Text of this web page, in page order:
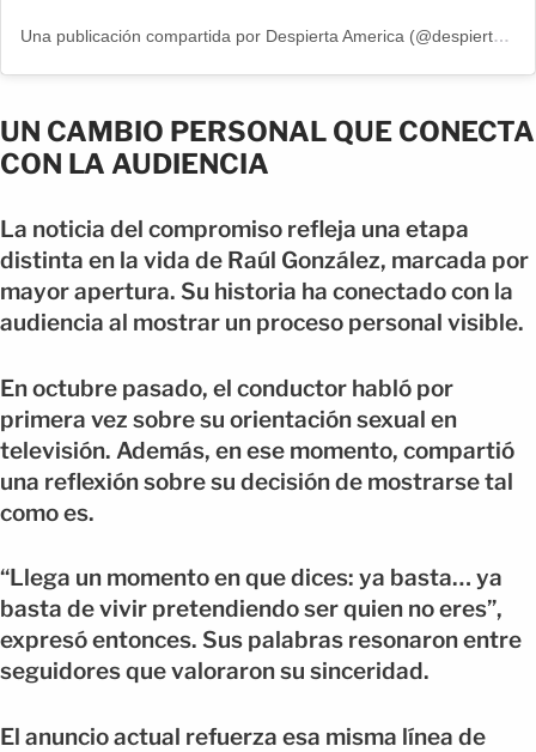
Una publicación compartida por Despierta America (@despiertamerica)
UN CAMBIO PERSONAL QUE CONECTA
CON LA AUDIENCIA
La noticia del compromiso refleja una etapa
distinta en la vida de Raúl González, marcada por
mayor apertura. Su historia ha conectado con la
audiencia al mostrar un proceso personal visible.
En octubre pasado, el conductor habló por
primera vez sobre su orientación sexual en
televisión. Además, en ese momento, compartió
una reflexión sobre su decisión de mostrarse tal
como es.
“Llega un momento en que dices: ya basta… ya
basta de vivir pretendiendo ser quien no eres”,
expresó entonces. Sus palabras resonaron entre
seguidores que valoraron su sinceridad.
El anuncio actual refuerza esa misma línea de